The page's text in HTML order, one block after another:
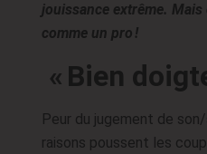
jouissance extrême.
comme un pro !
« Bien
Peur du jugement de
raisons poussent les